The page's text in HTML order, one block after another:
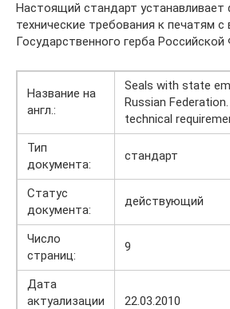
Настоящий стандарт устанавливает
технические требования к печатям
Государственного герба
Название на
англ.:
Seals with state
Russian
technical
Тип
документа:
стандарт
Статус
документа:
действующий
Число
страниц:
9
Дата
актуализации
22.03.2010